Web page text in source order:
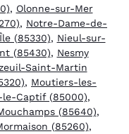
, Olonne-sur-Mer
, Notre-Dame-de-
(85330), Nieul-sur-
(85430), Nesmy
Saint-Martin
, Moutiers-les-
le-Captif (85000),
(85640),
(85260),